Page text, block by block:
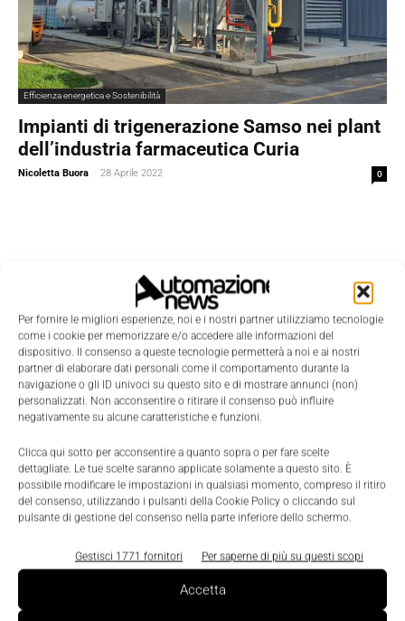
Per fornire le migliori esperienze, noi e i nostri partner utilizziamo tecnologie
come i cookie per memorizzare e/o accedere alle informazioni del
dispositivo. Il consenso a queste tecnologie permetterà a noi e ai nostri
partner di elaborare dati personali come il comportamento durante la
navigazione o gli ID univoci su questo sito e di mostrare annunci (non)
personalizzati. Non acconsentire o ritirare il consenso può influire
negativamente su alcune caratteristiche e funzioni.
Clicca qui sotto per acconsentire a quanto sopra o per fare scelte
dettagliate. Le tue scelte saranno applicate solamente a questo sito. È
possibile modificare le impostazioni in qualsiasi momento, compreso il ritiro
del consenso, utilizzando i pulsanti della Cookie Policy o cliccando sul
pulsante di gestione del consenso nella parte inferiore dello schermo.
Gestisci 1771 fornitori Per saperne di più su questi scopi
Accetta
Efficienza energetica e Sostenibilità
Impianti di trigenerazione Samso nei plant
dell’industria farmaceutica Curia
Nicoletta Buora - 28 Aprile 2022 0
Edicola